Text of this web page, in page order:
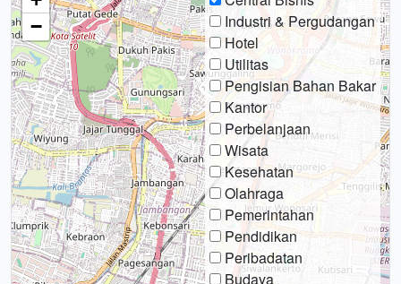
Industri & Pergudangan
Hotel
Utilitas
Pengisian Bahan Bakar
Kantor
Perbelanjaan
Wisata
Kesehatan
Olahraga
Pemerintahan
Pendidikan
Peribadatan
Budaya
−